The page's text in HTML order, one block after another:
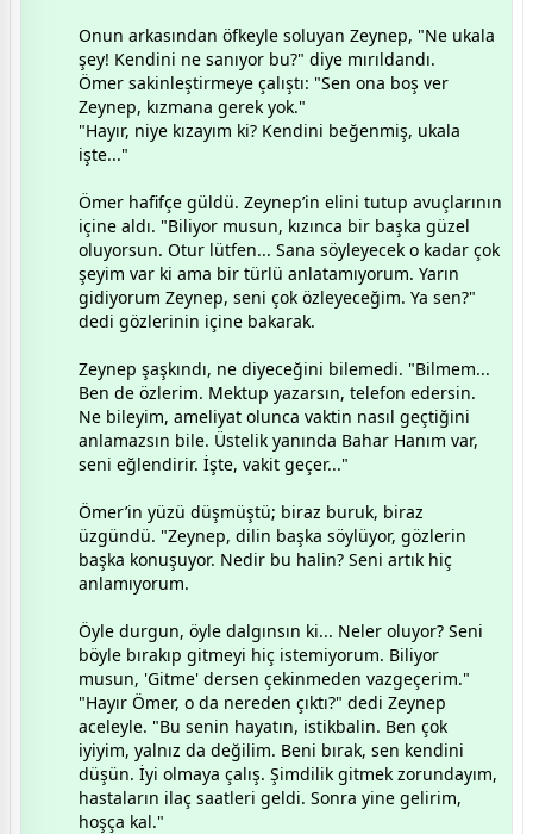
​Onun arkasından öfkeyle soluyan Zeynep, "Ne ukala
şey! Kendini ne sanıyor bu?" diye mırıldandı.
​Ömer sakinleştirmeye çalıştı: "Sen ona boş ver
Zeynep, kızmana gerek yok."
​"Hayır, niye kızayım ki? Kendini beğenmiş, ukala
işte..."
​Ömer hafifçe güldü. Zeynep’in elini tutup avuçlarının
içine aldı. "Biliyor musun, kızınca bir başka güzel
oluyorsun. Otur lütfen... Sana söyleyecek o kadar çok
şeyim var ki ama bir türlü anlatamıyorum. Yarın
gidiyorum Zeynep, seni çok özleyeceğim. Ya sen?"
dedi gözlerinin içine bakarak.
​Zeynep şaşkındı, ne diyeceğini bilemedi. "Bilmem...
Ben de özlerim. Mektup yazarsın, telefon edersin.
Ne bileyim, ameliyat olunca vaktin nasıl geçtiğini
anlamazsın bile. Üstelik yanında Bahar Hanım var,
seni eğlendirir. İşte, vakit geçer..."
​Ömer’in yüzü düşmüştü; biraz buruk, biraz
üzgündü. "Zeynep, dilin başka söylüyor, gözlerin
başka konuşuyor. Nedir bu halin? Seni artık hiç
anlamıyorum.
Öyle durgun, öyle dalgınsın ki... Neler oluyor? Seni
böyle bırakıp gitmeyi hiç istemiyorum. Biliyor
musun, 'Gitme' dersen çekinmeden vazgeçerim."
​"Hayır Ömer, o da nereden çıktı?" dedi Zeynep
aceleyle. "Bu senin hayatın, istikbalin. Ben çok
iyiyim, yalnız da değilim. Beni bırak, sen kendini
düşün. İyi olmaya çalış. Şimdilik gitmek zorundayım,
hastaların ilaç saatleri geldi. Sonra yine gelirim,
hoşça kal."